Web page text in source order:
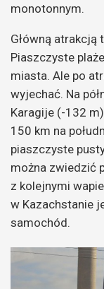
monotonnym.
Główną
Piaszczyste
miasta. Ale po
wyjechać. Na
Karagije (-132
150 km na
piaszczyste
można zwiedzić
z kolejnymi
w Kazachstanie
samochód.